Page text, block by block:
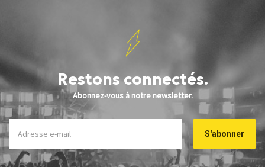
Restons connectés.
Abonnez-vous à notre newsletter.